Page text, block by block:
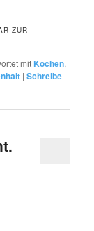
ZUR
mit Kochen,
|Schreibe